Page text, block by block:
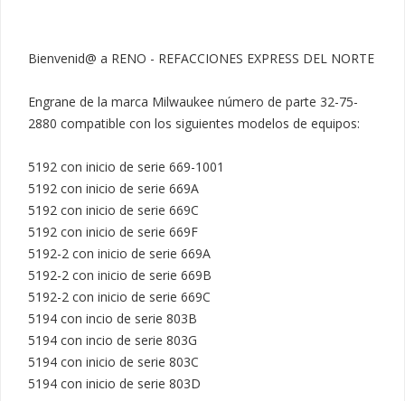
Bienvenid@ a RENO - REFACCIONES EXPRESS DEL NORTE
Engrane de la marca Milwaukee número de parte 32-75-
2880 compatible con los siguientes modelos de equipos:
5192 con inicio de serie 669-1001
5192 con inicio de serie 669A
5192 con inicio de serie 669C
5192 con inicio de serie 669F
5192-2 con inicio de serie 669A
5192-2 con inicio de serie 669B
5192-2 con inicio de serie 669C
5194 con incio de serie 803B
5194 con incio de serie 803G
5194 con inicio de serie 803C
5194 con inicio de serie 803D